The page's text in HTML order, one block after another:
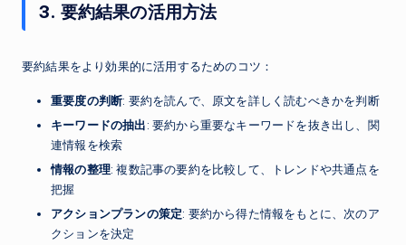
3. 要約結果の活用方法
要約結果をより効果的に活用するためのコツ：
重要度の判断: 要約を読んで、原文を詳しく読むべきかを判断
キーワードの抽出: 要約から重要なキーワードを抜き出し、関
連情報を検索
情報の整理: 複数記事の要約を比較して、トレンドや共通点を
把握
アクションプランの策定: 要約から得た情報をもとに、次のア
クションを決定